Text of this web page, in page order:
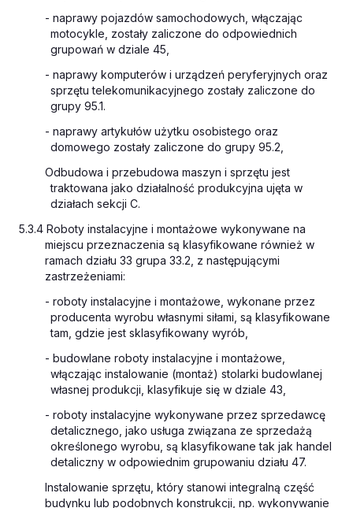
- naprawy pojazdów samochodowych, włączając
motocykle, zostały zaliczone do odpowiednich
grupowań w dziale 45,
- naprawy komputerów i urządzeń peryferyjnych oraz
sprzętu telekomunikacyjnego zostały zaliczone do
grupy 95.1.
- naprawy artykułów użytku osobistego oraz
domowego zostały zaliczone do grupy 95.2,
Odbudowa i przebudowa maszyn i sprzętu jest
traktowana jako działalność produkcyjna ujęta w
działach sekcji C.
5.3.4 Roboty instalacyjne i montażowe wykonywane na
miejscu przeznaczenia są klasyfikowane również w
ramach działu 33 grupa 33.2, z następującymi
zastrzeżeniami:
- roboty instalacyjne i montażowe, wykonane przez
producenta wyrobu własnymi siłami, są klasyfikowane
tam, gdzie jest sklasyfikowany wyrób,
- budowlane roboty instalacyjne i montażowe,
włączając instalowanie (montaż) stolarki budowlanej
własnej produkcji, klasyfikuje się w dziale 43,
- roboty instalacyjne wykonywane przez sprzedawcę
detalicznego, jako usługa związana ze sprzedażą
określonego wyrobu, są klasyfikowane tak jak handel
detaliczny w odpowiednim grupowaniu działu 47.
Instalowanie sprzętu, który stanowi integralną część
budynku lub podobnych konstrukcji, np. wykonywanie